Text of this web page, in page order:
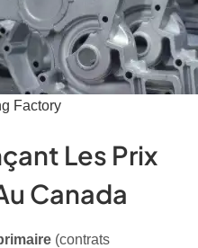
Factory
Les Prix
Canada
(contrats